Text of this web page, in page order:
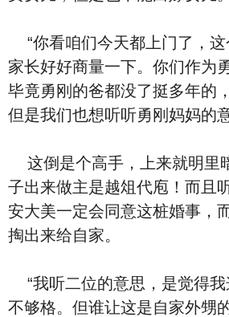
“你看咱们今天都上门了，这
家长好好商量一下。你们作为
毕竟勇刚的爸都没了挺多年的
但是我们也想听听勇刚妈妈的
这倒是个高手，上来就明里
子出来做主是越俎代庖！而且
安大美一定会同意这桩婚事，
掏出来给自家。
“我听二位的意思，是觉得我
不够格。但谁让这是自家外甥